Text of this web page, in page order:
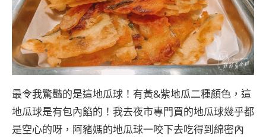
最令我驚豔的是這地瓜球！有黃&紫地瓜二種顏色，這
地瓜球是有包內餡的！我去夜市專門買的地瓜球幾乎都
是空心的呀，阿豬媽的地瓜球一咬下去吃得到綿密內